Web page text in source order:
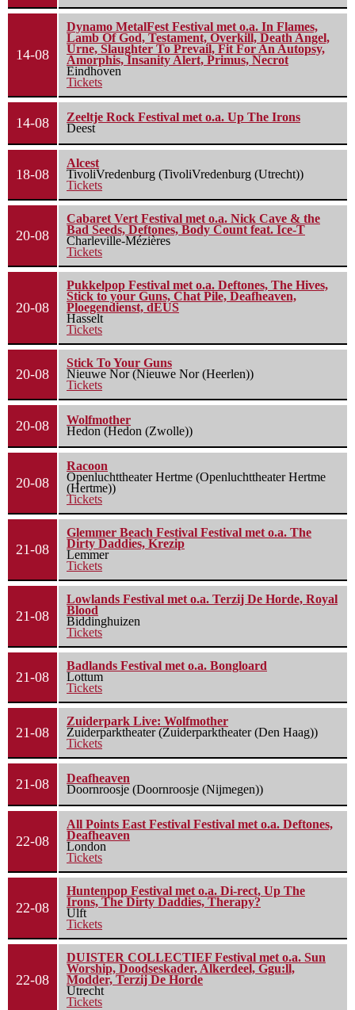
14-08
Dynamo MetalFest Festival met o.a. In Flames,
Lamb Of God, Testament, Overkill, Death Angel,
Urne, Slaughter To Prevail, Fit For An Autopsy,
Amorphis, Insanity Alert, Primus, Necrot
Eindhoven
Tickets
14-08
Zeeltje Rock Festival met o.a. Up The Irons
Deest
18-08
Alcest
TivoliVredenburg (TivoliVredenburg (Utrecht))
Tickets
20-08
Cabaret Vert Festival met o.a. Nick Cave & the
Bad Seeds, Deftones, Body Count feat. Ice-T
Charleville-Mézières
Tickets
20-08
Pukkelpop Festival met o.a. Deftones, The Hives,
Stick to your Guns, Chat Pile, Deafheaven,
Ploegendienst, dEUS
Hasselt
Tickets
20-08
Stick To Your Guns
Nieuwe Nor (Nieuwe Nor (Heerlen))
Tickets
20-08
Wolfmother
Hedon (Hedon (Zwolle))
20-08
Racoon
Openluchttheater Hertme (Openluchttheater Hertme
(Hertme))
Tickets
21-08
Glemmer Beach Festival Festival met o.a. The
Dirty Daddies, Krezip
Lemmer
Tickets
21-08
Lowlands Festival met o.a. Terzij De Horde, Royal
Blood
Biddinghuizen
Tickets
21-08
Badlands Festival met o.a. Bongloard
Lottum
Tickets
21-08
Zuiderpark Live: Wolfmother
Zuiderparktheater (Zuiderparktheater (Den Haag))
Tickets
21-08
Deafheaven
Doornroosje (Doornroosje (Nijmegen))
22-08
All Points East Festival Festival met o.a. Deftones,
Deafheaven
London
Tickets
22-08
Huntenpop Festival met o.a. Di-rect, Up The
Irons, The Dirty Daddies, Therapy?
Ulft
Tickets
22-08
DUISTER COLLECTIEF Festival met o.a. Sun
Worship, Doodseskader, Alkerdeel, Ggu:ll,
Modder, Terzij De Horde
Utrecht
Tickets